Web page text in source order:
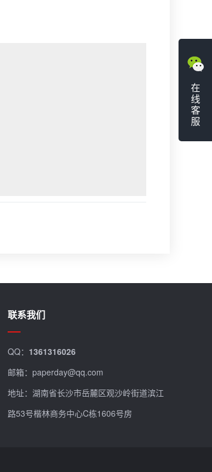
在
线
客
服
联系我们
QQ： 1361316026
邮箱：paperday@qq.com
地址：湖南省长沙市岳麓区观沙岭街道滨江
路53号楷林商务中心C栋1606号房